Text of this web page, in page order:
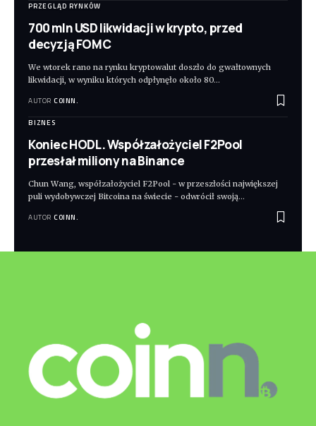
PRZEGLĄD RYNKÓW
700 mln USD likwidacji w krypto, przed
decyzją FOMC
We wtorek rano na rynku kryptowalut doszło do gwałtownych
likwidacji, w wyniku których odpłynęło około 80…
AUTOR COINN.
BIZNES
Koniec HODL. Współzałożyciel F2Pool
przesłał miliony na Binance
Chun Wang, współzałożyciel F2Pool - w przeszłości największej
puli wydobywczej Bitcoina na świecie - odwrócił swoją…
AUTOR COINN.